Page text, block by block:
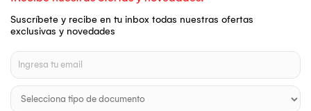
Suscríbete y recibe en tu inbox todas nuestras ofertas
exclusivas y novedades